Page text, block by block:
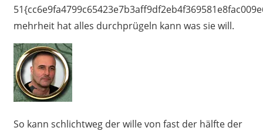
mehrheit hat alles durchprügeln kann was sie will.
So kann schlichtweg der wille von fast der hälfte der